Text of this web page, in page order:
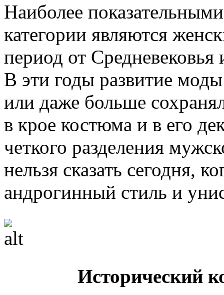
Наиболее
категории являются
период от Средневековья
В эти годы развитие
или даже больше
в крое костюма и в его
четкого разделения
нельзя сказать сегодня,
андрогинный стиль и
Исторический